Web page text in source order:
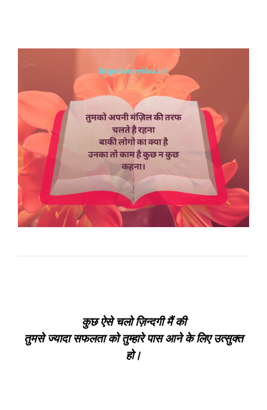
कुछ ऐसे चलो ज़िन्दगी मैं की
तुमसे ज्यादा सफलता को तुम्हारे पास आने के लिए उत्सुक्त
हो।